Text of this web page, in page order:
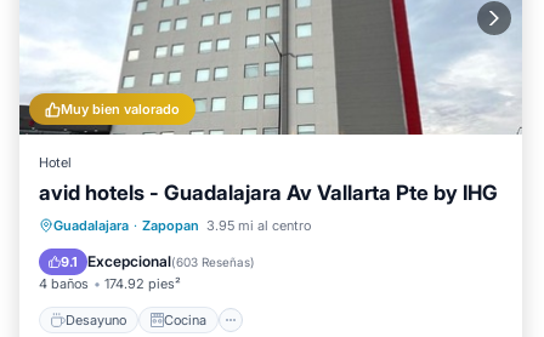
Muy bien valorado
Hotel
avid hotels - Guadalajara Av Vallarta Pte by IHG
Guadalajara · Zapopan 3.95 mi al centro
9.1 Excepcional(603 Reseñas)
4 baños 174.92 pies²
Desayuno Cocina
Desayuno Cocina
Aparcamiento
Aire acondicionado